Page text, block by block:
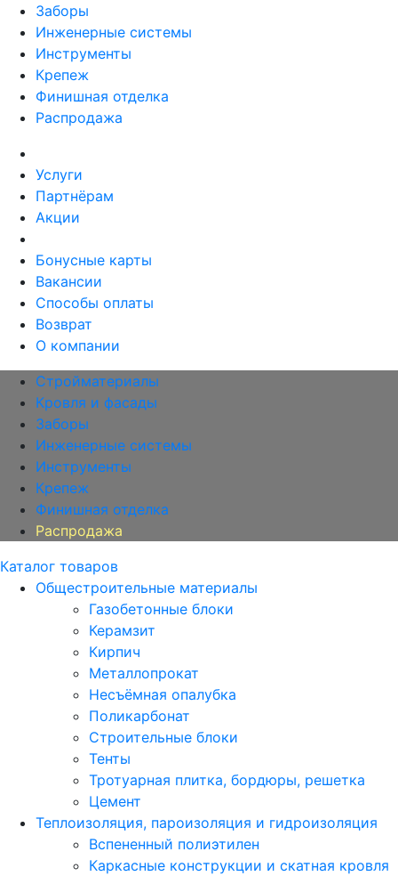
Заборы
Инженерные системы
Инструменты
Крепеж
Финишная отделка
Распродажа
Услуги
Партнёрам
Акции
Бонусные карты
Вакансии
Способы оплаты
Возврат
О компании
Стройматериалы
Кровля и фасады
Заборы
Инженерные системы
Инструменты
Крепеж
Финишная отделка
Распродажа
Каталог товаров
Общестроительные материалы
Газобетонные блоки
Керамзит
Кирпич
Металлопрокат
Несъёмная опалубка
Поликарбонат
Строительные блоки
Тенты
Тротуарная плитка, бордюры, решетка
Цемент
Теплоизоляция, пароизоляция и гидроизоляция
Вспененный полиэтилен
Каркасные конструкции и скатная кровля